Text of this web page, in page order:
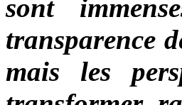
sont
transparence
mais les